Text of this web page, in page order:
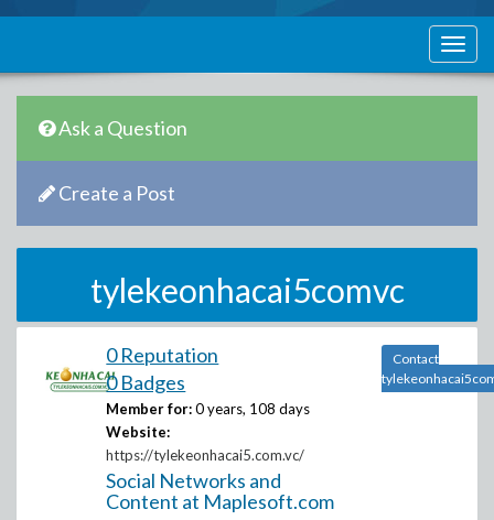
Ask a Question
Create a Post
tylekeonhacai5comvc
0 Reputation
0 Badges
Member for: 0 years, 108 days
Website:
https://tylekeonhacai5.com.vc/
Social Networks and
Content at Maplesoft.com
Contact